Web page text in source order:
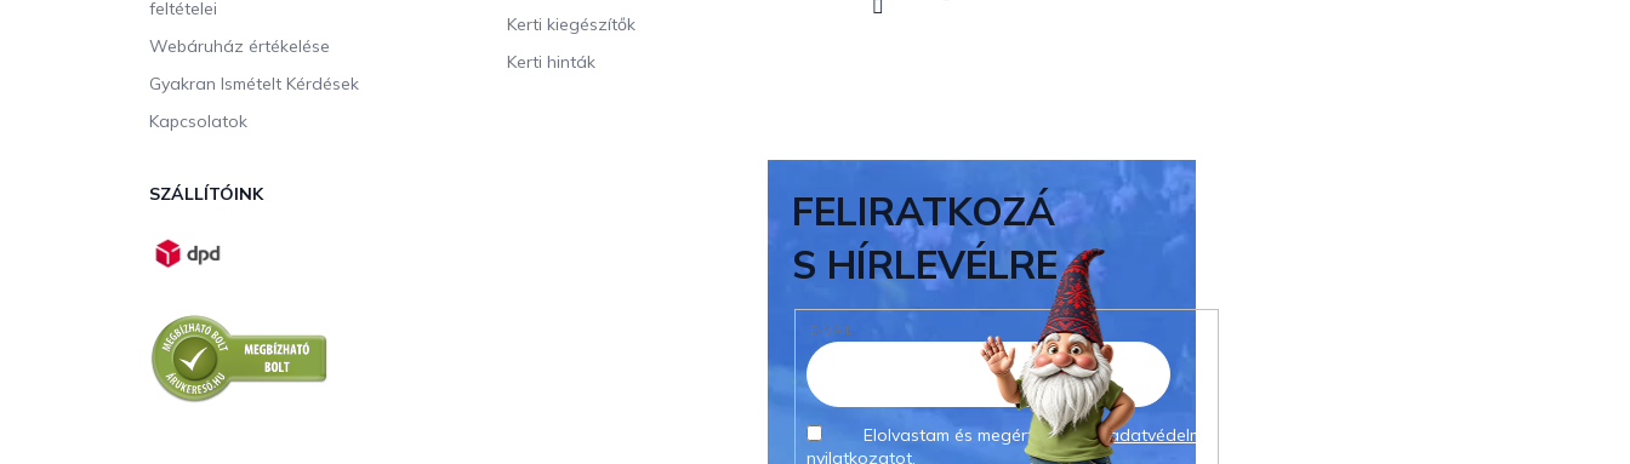
feltételei
Webáruház értékelése
Gyakran Ismételt Kérdések
Kapcsolatok
Kerti kiegészítők
Kerti hinták
SZÁLLÍTÓINK
FELIRATKOZÁ
S HÍRLEVÉLRE
E-MAIL
Elolvastam és megértettem azadatvédelmi
nyilatkozatot.